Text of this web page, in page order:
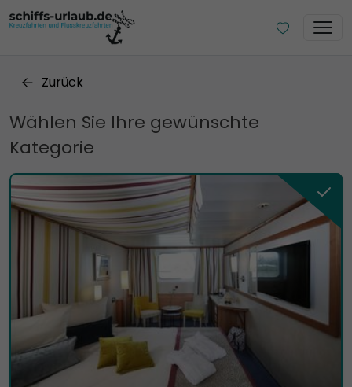
Zurück
Wählen Sie Ihre gewünschte
Kategorie